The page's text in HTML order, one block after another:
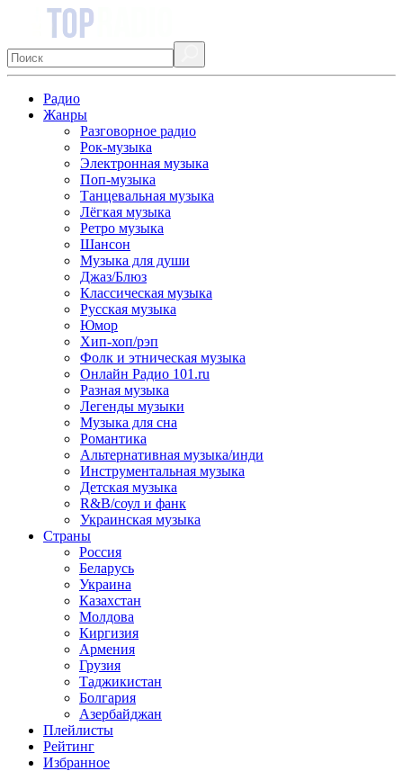
Радио
Жанры
Разговорное радио
Рок-музыка
Электронная музыка
Поп-музыка
Танцевальная музыка
Лёгкая музыка
Ретро музыка
Шансон
Музыка для души
Джаз/Блюз
Классическая музыка
Русская музыка
Юмор
Хип-хоп/рэп
Фолк и этническая музыка
Онлайн Радио 101.ru
Разная музыка
Легенды музыки
Музыка для сна
Романтика
Альтернативная музыка/инди
Инструментальная музыка
Детская музыка
R&B/cоул и фанк
Украинская музыка
Страны
Россия
Беларусь
Украина
Казахстан
Молдова
Киргизия
Армения
Грузия
Таджикистан
Болгария
Азербайджан
Плейлисты
Рейтинг
Избранное